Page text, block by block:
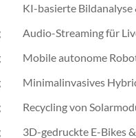
KI-basierte Bildanalyse
Audio-Streaming für
Mobile autonome
Minimalinvasives
Recycling von
3D-gedruckte E-Bikes